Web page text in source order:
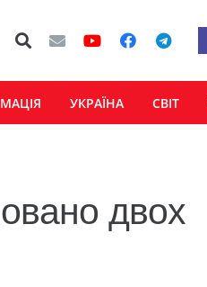
УКРАЇНА СВІТ
двох